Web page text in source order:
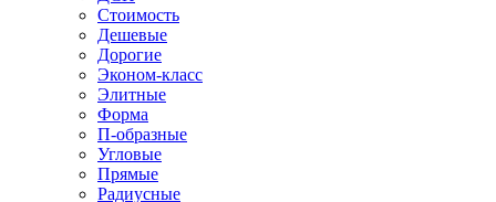
Стоимость
Дешевые
Дорогие
Эконом-класс
Элитные
Форма
П-образные
Угловые
Прямые
Радиусные